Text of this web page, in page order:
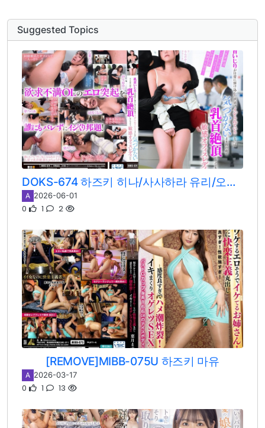
Suggested Topics
DOKS-674 하즈키 히나/사사하라 유리/오토하 라부/유메노 노아/스즈카 쿠루미
A 2026-06-01
0 1 2
[REMOVE]MIBB-075U 하즈키 마유
A 2026-03-17
0 1 13